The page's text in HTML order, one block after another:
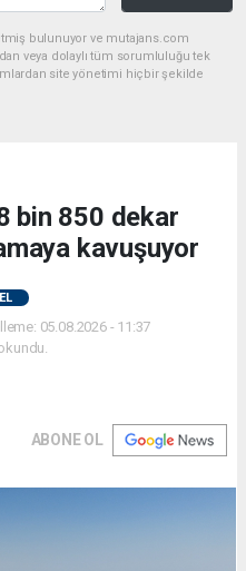
bulunuyor ve mutajans.com
veya dolaylı tüm sorumluluğu tek
site yönetimi hiçbir şekilde
bin 850 dekar
kavuşuyor
05.08.2026 - 11:37
ABONE OL